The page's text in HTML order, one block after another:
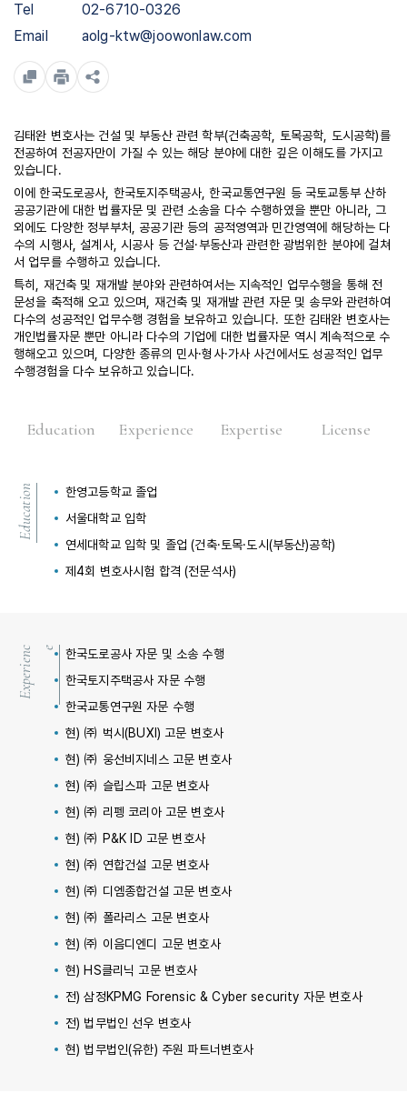
Tel
02-6710-0326
Email
aolg-ktw@joowonlaw.com
김태완 변호사는 건설 및 부동산 관련 학부(건축공학, 토목공학, 도시공학)를
전공하여 전공자만이 가질 수 있는 해당 분야에 대한 깊은 이해도를 가지고
있습니다.
이에 한국도로공사, 한국토지주택공사, 한국교통연구원 등 국토교통부 산하
공공기관에 대한 법률자문 및 관련 소송을 다수 수행하였을 뿐만 아니라, 그
외에도 다양한 정부부처, 공공기관 등의 공적영역과 민간영역에 해당하는 다
수의 시행사, 설계사, 시공사 등 건설·부동산과 관련한 광범위한 분야에 걸쳐
서 업무를 수행하고 있습니다.
특히, 재건축 및 재개발 분야와 관련하여서는 지속적인 업무수행을 통해 전
문성을 축적해 오고 있으며, 재건축 및 재개발 관련 자문 및 송무와 관련하여
다수의 성공적인 업무수행 경험을 보유하고 있습니다. 또한 김태완 변호사는
개인법률자문 뿐만 아니라 다수의 기업에 대한 법률자문 역시 계속적으로 수
행해오고 있으며, 다양한 종류의 민사·형사·가사 사건에서도 성공적인 업무
수행경험을 다수 보유하고 있습니다.
Education Experience Expertise License
Education
한영고등학교 졸업
서울대학교 입학
연세대학교 입학 및 졸업 (건축·토목·도시(부동산)공학)
제4회 변호사시험 합격 (전문석사)
E
x
p
e
r
i
e
n ce
한국도로공사 자문 및 소송 수행
한국토지주택공사 자문 수행
한국교통연구원 자문 수행
현) ㈜ 벅시(BUXI) 고문 변호사
현) ㈜ 웅선비지네스 고문 변호사
현) ㈜ 슬립스파 고문 변호사
현) ㈜ 리펭 코리아 고문 변호사
현) ㈜ P&K ID 고문 변호사
현) ㈜ 연합건설 고문 변호사
현) ㈜ 디엠종합건설 고문 변호사
현) ㈜ 폴라리스 고문 변호사
현) ㈜ 이음디엔디 고문 변호사
현) HS클리닉 고문 변호사
전) 삼정KPMG Forensic & Cyber security 자문 변호사
전) 법무법인 선우 변호사
현) 법무법인(유한) 주원 파트너변호사